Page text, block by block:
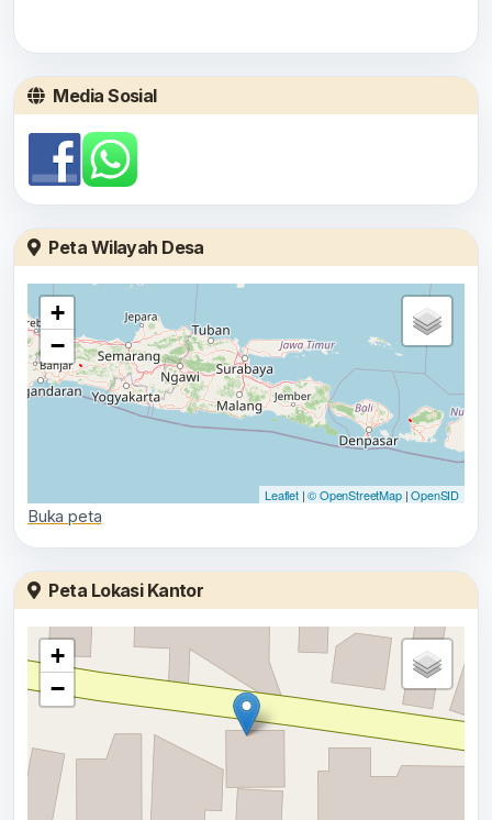
Media Sosial
Peta Wilayah Desa
+
−
Leaflet|© OpenStreetMap|OpenSID
Buka peta
Peta Lokasi Kantor
+
−